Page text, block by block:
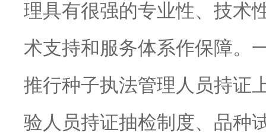
理具有很强的专业性、技术
术支持和服务体系作保障。
推行种子执法管理人员持证
验人员持证抽检制度、品种